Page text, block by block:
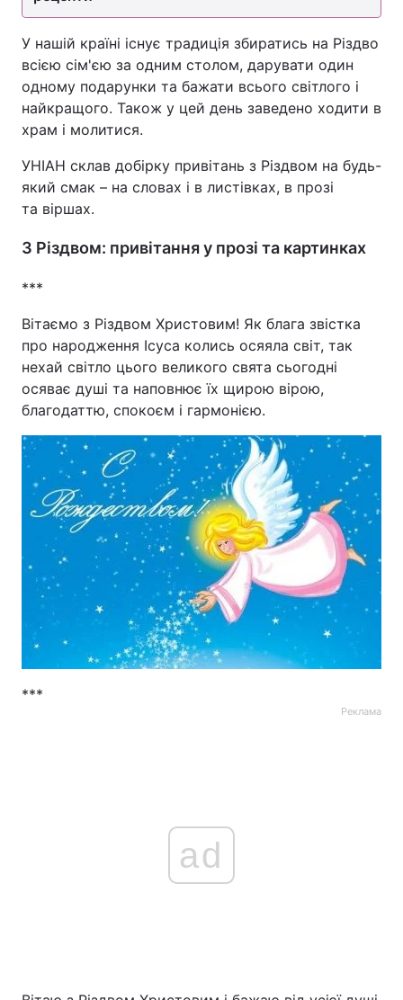
У нашій країні існує традиція збиратись на Різдво
всією сім'єю за одним столом, дарувати один
одному подарунки та бажати всього світлого і
найкращого. Також у цей день заведено ходити в
храм і молитися.
УНІАН склав добірку привітань з Різдвом на будь-
який смак – на словах і в листівках, в прозі
та віршах.
З Різдвом: привітання у прозі та картинках
***
Вітаємо з Різдвом Христовим! Як блага звістка
про народження Ісуса колись осяяла світ, так
нехай світло цього великого свята сьогодні
осяває душі та наповнює їх щирою вірою,
благодаттю, спокоєм і гармонією.
***
Реклама
ad